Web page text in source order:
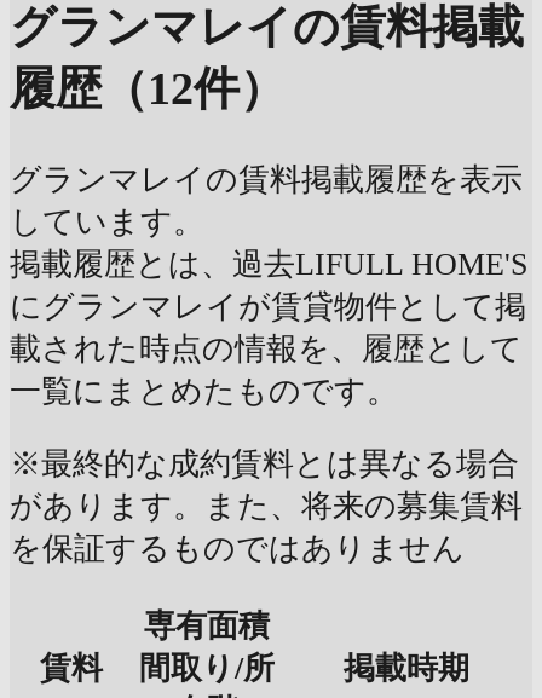
グランマレイの賃料掲載
履歴（12件）
グランマレイの賃料掲載履歴を表示
しています。
掲載履歴とは、過去LIFULL HOME'S
にグランマレイが賃貸物件として掲
載された時点の情報を、履歴として
一覧にまとめたものです。
※最終的な成約賃料とは異なる場合
があります。また、将来の募集賃料
を保証するものではありません
賃料
専有面積
間取り/所
掲載時期